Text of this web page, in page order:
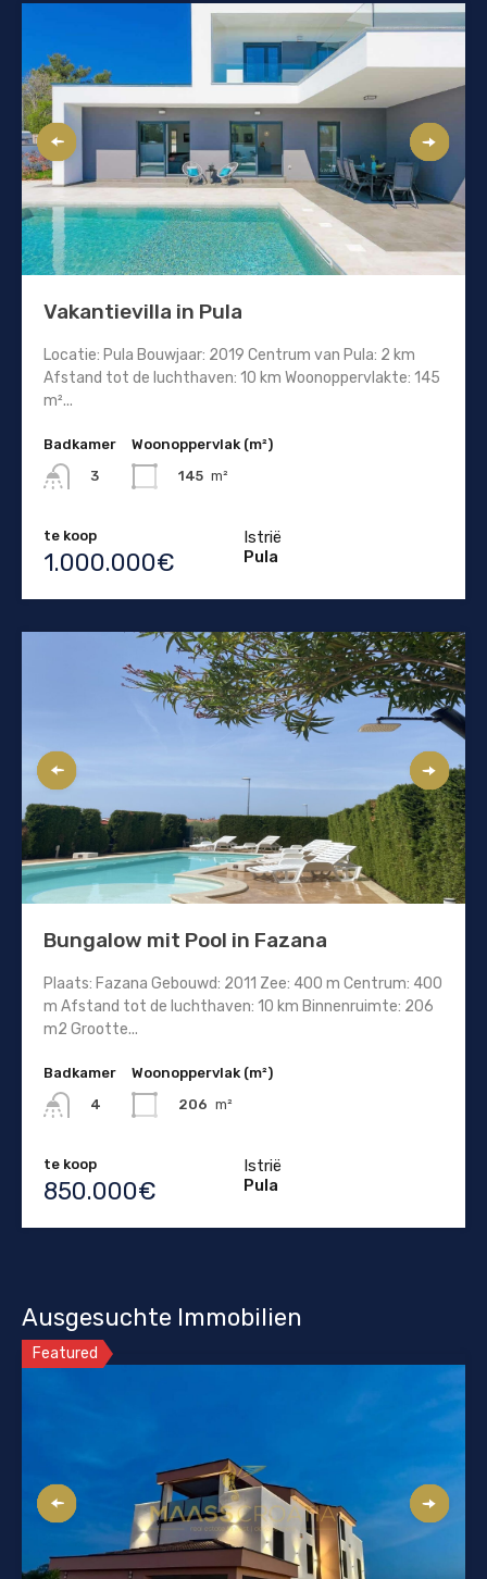
Vakantievilla in Pula
Locatie: Pula Bouwjaar: 2019 Centrum van Pula: 2 km
Afstand tot de luchthaven: 10 km Woonoppervlakte: 145
m²...
Badkamer
3
Woonoppervlak (m²)
145 m²
te koop
1.000.000€
Istrië
Pula
Bungalow mit Pool in Fazana
Plaats: Fazana Gebouwd: 2011 Zee: 400 m Centrum: 400
m Afstand tot de luchthaven: 10 km Binnenruimte: 206
m2 Grootte...
Badkamer
4
Woonoppervlak (m²)
206 m²
te koop
850.000€
Istrië
Pula
Ausgesuchte Immobilien
Featured